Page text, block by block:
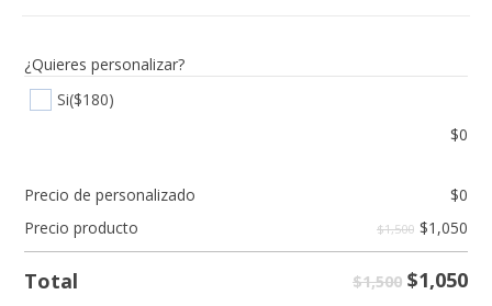
¿Quieres personalizar?
Si($180)
$0
Precio de personalizado $0
Precio producto
$1,500 $1,050
Total $1,500 $1,050